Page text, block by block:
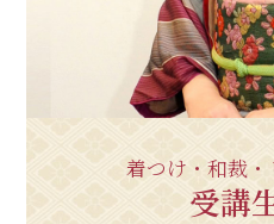
着つけ・和裁
受講